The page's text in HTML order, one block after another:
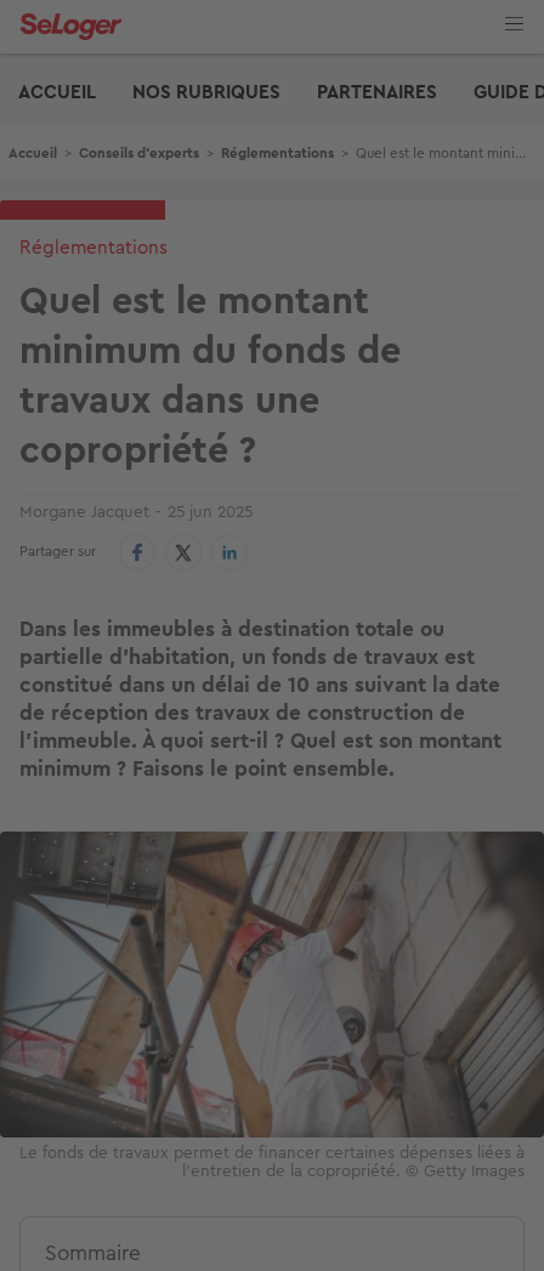
Aller
ACCUEIL
NOS RUBRIQUES PARTENAIRES GUIDE
Fil d'Ariane
Accueil > Conseils d'experts > Réglementations > Quel est le montant minimum du fonds de travaux dans une copropriété ?
Réglementations
Quel est le montant
minimum du fonds de
travaux dans une
copropriété ?
Morgane Jacquet 25 jun 2025
Partager sur
Dans les immeubles à destination totale ou
partielle d’habitation, un fonds de travaux est
constitué dans un délai de 10 ans suivant la date
de réception des travaux de construction de
l’immeuble. À quoi sert-il ? Quel est son montant
minimum ? Faisons le point ensemble.
Image
Le fonds de travaux permet de financer certaines dépenses liées à
l’entretien de la copropriété. © Getty Images
Sommaire